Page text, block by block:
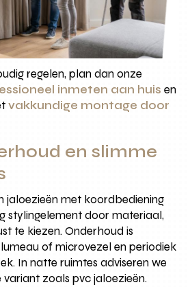
regelen, plan dan onze
inmeten aan huis en
vakkundige montage door
en slimme
jaloezieën met koordbediening
stylingelement door materiaal,
te kiezen. Onderhoud is
of microvezel en periodiek
In natte ruimtes adviseren we
zoals pvc jaloezieën.